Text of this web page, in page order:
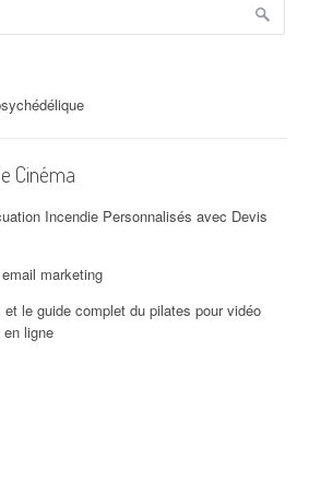
Cinéma
Incendie Personnalisés avec Devis
marketing
le guide complet du pilates pour vidéo
ligne